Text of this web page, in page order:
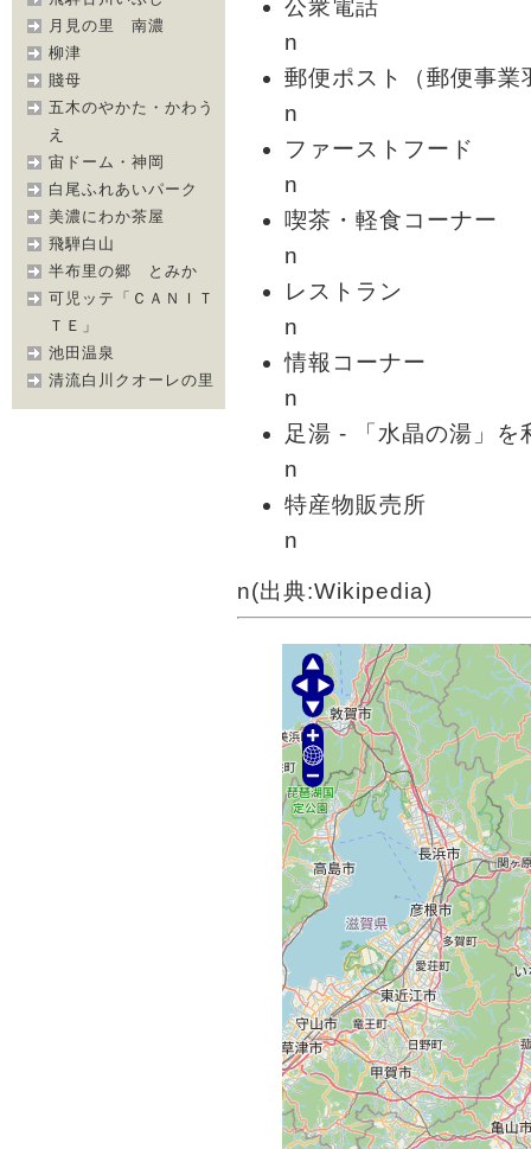
月見の里 南濃
柳津
賤母
五木のやかた・かわう
え
宙ドーム・神岡
白尾ふれあいパーク
美濃にわか茶屋
飛騨白山
半布里の郷 とみか
可児ッテ「ＣＡＮＩＴ
ＴＥ」
池田温泉
清流白川クオーレの里
公衆電話
n
郵便ポスト（郵便事業
n
ファーストフード
n
喫茶・軽食コーナー
n
レストラン
n
情報コーナー
n
足湯 - 「水晶の湯」を
n
特産物販売所
n
n(出典:Wikipedia)